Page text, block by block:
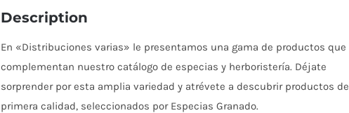
Description
En «Distribuciones varias» le presentamos una gama de productos que
complementan nuestro catálogo de especias y herboristería. Déjate
sorprender por esta amplia variedad y atrévete a descubrir productos de
primera calidad, seleccionados por Especias Granado.